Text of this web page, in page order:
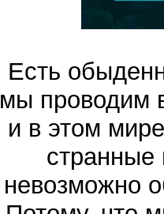
Есть
мы проводим
и в этом
невозможно